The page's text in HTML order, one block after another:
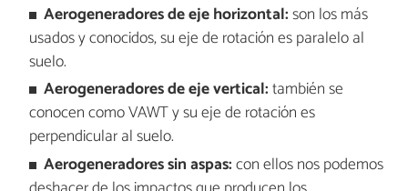
Aerogeneradores de eje horizontal:son los más
usados y conocidos, su eje de rotación es paralelo al
suelo.
Aerogeneradores de eje vertical:también se
conocen como VAWT y su eje de rotación es
perpendicular al suelo.
Aerogeneradores sin aspas:con ellos nos podemos